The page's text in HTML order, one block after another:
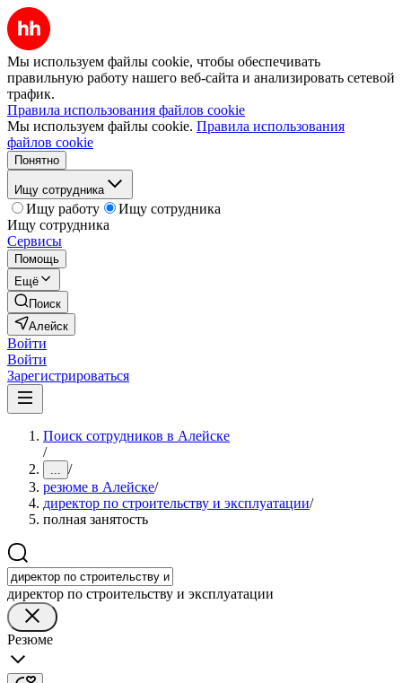
Мы используем файлы cookie, чтобы обеспечивать
правильную работу нашего веб-сайта и анализировать сетевой
трафик.
Правила использования файлов cookie
Мы используем файлы cookie. Правила использования
файлов cookie
Понятно
Ищу сотрудника
Ищу работу
Ищу сотрудника
Ищу сотрудника
Сервисы
Помощь
Ещё
Поиск
Алейск
Войти
Войти
Зарегистрироваться
Поиск сотрудников в Алейске
/
... /
резюме в Алейске/
директор по строительству и эксплуатации/
полная занятость
директор по строительству и эксплуатации
Резюме